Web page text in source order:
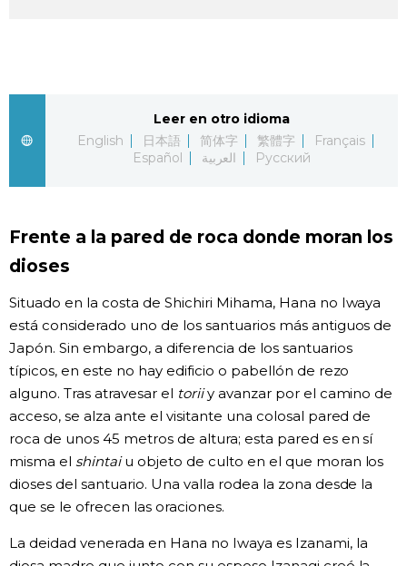
Tokio
Avisos
Leer en otro idioma
English
日本語 简体字 繁體字
Français
Español
العربية Русский
Frente a la pared de roca donde moran los
dioses
Situado en la costa de Shichiri Mihama, Hana no Iwaya
está considerado uno de los santuarios más antiguos de
Japón. Sin embargo, a diferencia de los santuarios
típicos, en este no hay edificio o pabellón de rezo
alguno. Tras atravesar el toriiy avanzar por el camino de
acceso, se alza ante el visitante una colosal pared de
roca de unos 45 metros de altura; esta pared es en sí
misma el shintaiu objeto de culto en el que moran los
dioses del santuario. Una valla rodea la zona desde la
que se le ofrecen las oraciones.
La deidad venerada en Hana no Iwaya es Izanami, la